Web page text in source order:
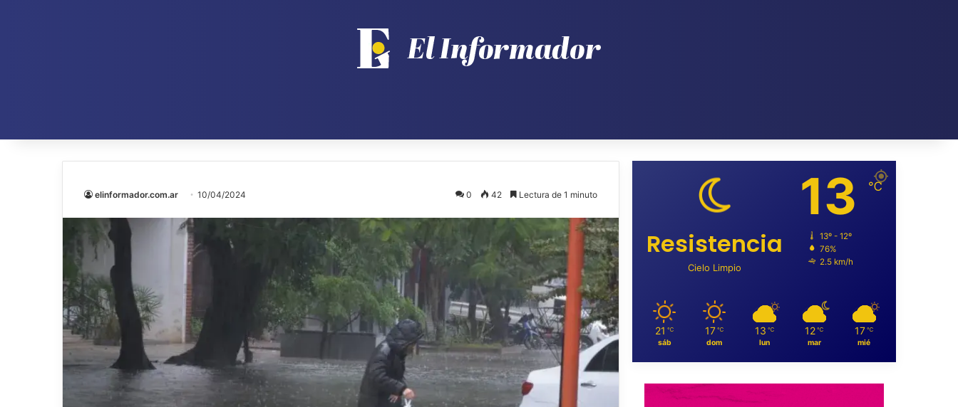
elinformador.com.ar 10/04/2024 0 42 Lectura de 1 minuto
Resistencia
Cielo Limpio
13 ℃
13º - 12º
76%
2.5 km/h
21 ℃
sáb
17 ℃
dom
13 ℃
lun
12 ℃
mar
17 ℃
mié